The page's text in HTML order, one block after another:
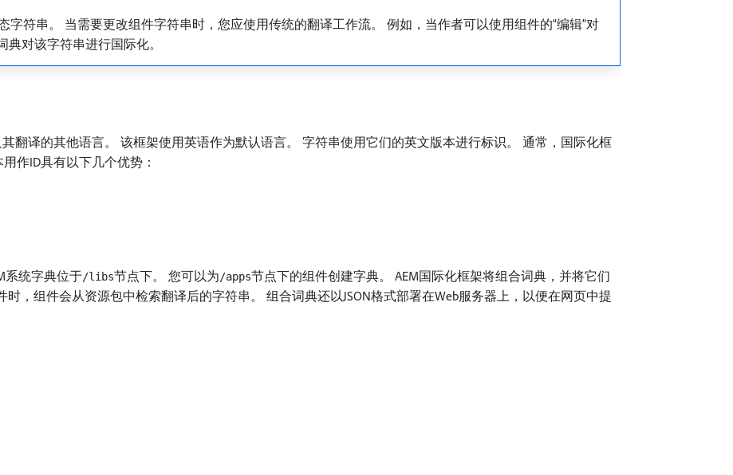
符串。 当需要更改组件字符串时，您应使用传统的翻译工作流。 例如，当作者可以使用组件的“编辑”对
对该字符串进行国际化。
翻译的其他语言。 该框架使用英语作为默认语言。 字符串使用它们的英文版本进行标识。 通常，国际化框
作ID具有以下几个优势：
系统字典位于/libs节点下。 您可以为/apps节点下的组件创建字典。 AEM国际化框架将组合词典，并将它们
时，组件会从资源包中检索翻译后的字符串。 组合词典还以JSON格式部署在Web服务器上，以便在网页中提